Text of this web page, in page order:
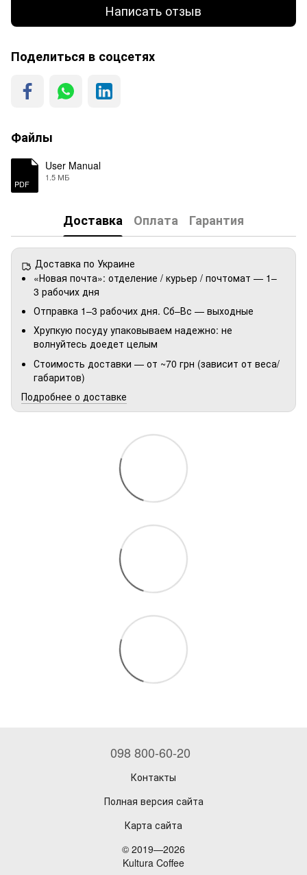
Написать отзыв
Поделиться в соцсетях
Файлы
PDF
User Manual
1.5 МБ
Доставка Оплата Гарантия
Доставка по Украине
«Новая почта»: отделение / курьер / почтомат — 1–
3 рабочих дня
Отправка 1–3 рабочих дня. Сб–Вс — выходные
Хрупкую посуду упаковываем надежно: не
волнуйтесь доедет целым
Стоимость доставки — от ~70 грн (зависит от веса/
габаритов)
Подробнее о доставке
098 800-60-20
Контакты
Полная версия сайта
Карта сайта
© 2019—2026
Kultura Coffee